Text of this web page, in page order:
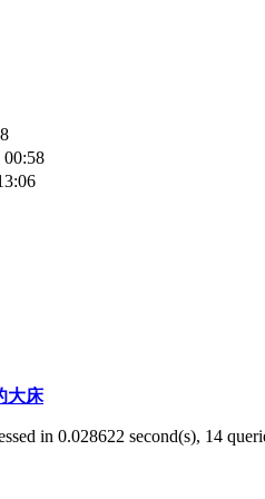
00:58
大床
in 0.028622 second(s), 14